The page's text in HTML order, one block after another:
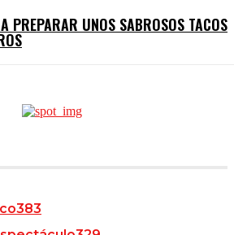
PREPARAR UNOS SABROSOS TACOS
383